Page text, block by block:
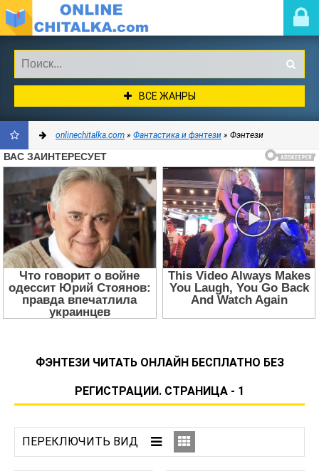
ВСЕ ЖАНРЫ
ДОБАВИТЬ
В
ЗАКЛАДКИ
onlinechitalka.com » Фантастика и фэнтези » Фэнтези
ФЭНТЕЗИ ЧИТАТЬ ОНЛАЙН БЕСПЛАТНО БЕЗ
РЕГИСТРАЦИИ. СТРАНИЦА - 1